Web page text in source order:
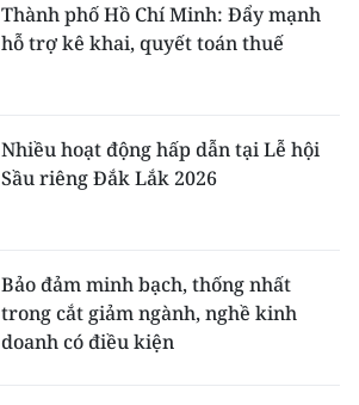
Thành phố Hồ Chí Minh: Đẩy mạnh
hỗ trợ kê khai, quyết toán thuế
Nhiều hoạt động hấp dẫn tại Lễ hội
Sầu riêng Đắk Lắk 2026
Bảo đảm minh bạch, thống nhất
trong cắt giảm ngành, nghề kinh
doanh có điều kiện